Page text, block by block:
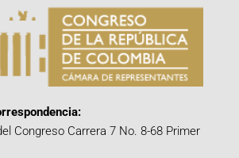
Congreso Carrera 7 No. 8-68 Primer